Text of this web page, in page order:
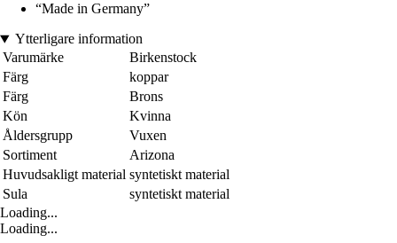
“Made in Germany”
Ytterligare information
Varumärke
Birkenstock
Färg
koppar
Färg
Brons
Kön
Kvinna
Åldersgrupp
Vuxen
Sortiment
Arizona
Huvudsakligt material syntetiskt material
Sula
syntetiskt material
Loading...
Loading...